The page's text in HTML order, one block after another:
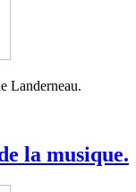
Landerneau.
la musique.